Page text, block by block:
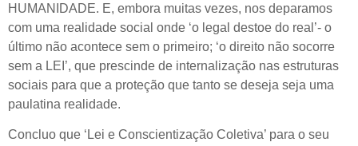
HUMANIDADE. E, embora muitas vezes, nos deparamos
com uma realidade social onde ‘o legal destoe do real’- o
último não acontece sem o primeiro; ‘o direito não socorre
sem a LEI’, que prescinde de internalização nas estruturas
sociais para que a proteção que tanto se deseja seja uma
paulatina realidade.
Concluo que ‘Lei e Conscientização Coletiva’ para o seu